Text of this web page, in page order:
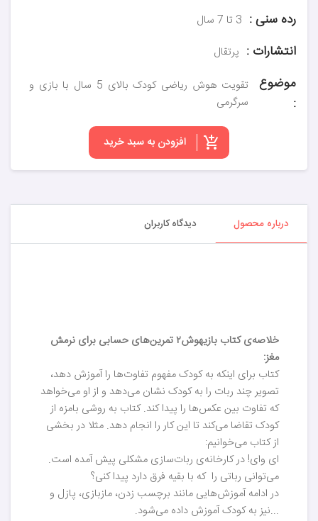
رده سنی : 3 تا 7 سال
انتشارات : پرتقال
موضوع
:
تقویت هوش ریاضی کودک بالای 5 سال با بازی و
سرگرمی
افزودن به سبد خرید
درباره محصول دیدگاه کاربران
خلاصه‌ی کتاب بازیهوش۲ تمرین‌های حسابی برای نرمش
مغز:
کتاب برای اینکه به کودک مفهوم تفاوت‌ها را آموزش دهد،
تصویر چند ربات‌ را به کودک نشان می‌دهد و از او می‌خواهد
که تفاوت بین عکس‌ها را پیدا کند. کتاب به روشی بامزه از
کودک تقاضا می‌کند تا این کار را انجام دهد. مثلا در بخشی
از کتاب می‌خوانیم:
ای وای! در کارخانه‌ی ربات‌سازی مشکلی پیش آمده است.
می‌توانی رباتی را که با بقیه فرق دارد پیدا کنی؟
در ادامه آموزش‌هایی مانند برچسب زدن، مازبازی، پازل و
...نیز به کودک آموزش داده می‌شود.